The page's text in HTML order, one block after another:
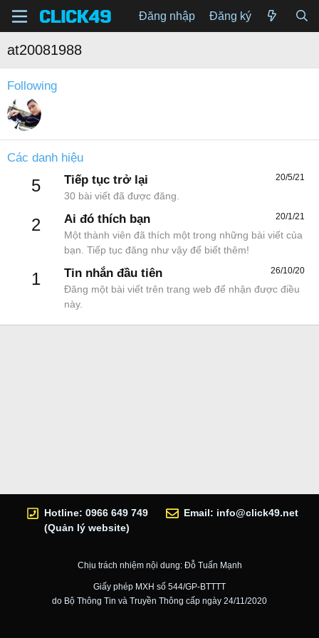
Đăng nhập Đăng ký
at20081988
Following
Các danh hiệu
5 20/5/21
Tiếp tục trở lại
30 bài viết đã được đăng.
2 20/1/21
Ai đó thích bạn
Một thành viên đã thích một trong những bài viết của
bạn. Tiếp tục đăng như vậy để biết thêm!
1 26/10/20
Tin nhắn đầu tiên
Đăng một bài viết trên trang web để nhận được điều
này.
Hotline: 0966 649 749
(Quản lý website)
Email: info@click49.net
Chịu trách nhiệm nội dung: Đỗ Tuấn Mạnh
Giấy phép MXH số 544/GP-BTTTT
do Bộ Thông Tin và Truyền Thông cấp ngày 24/11/2020